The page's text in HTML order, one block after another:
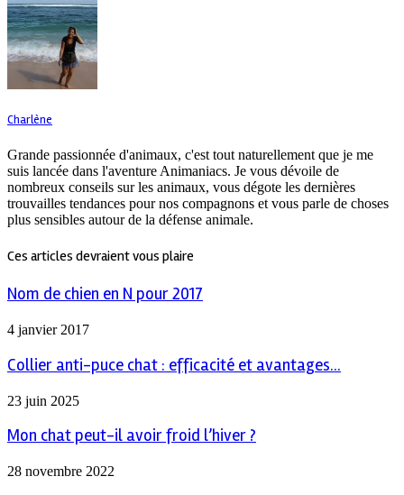
Charlène
Grande passionnée d'animaux, c'est tout naturellement que je me
suis lancée dans l'aventure Animaniacs. Je vous dévoile de
nombreux conseils sur les animaux, vous dégote les dernières
trouvailles tendances pour nos compagnons et vous parle de choses
plus sensibles autour de la défense animale.
Ces articles devraient vous plaire
Nom de chien en N pour 2017
4 janvier 2017
Collier anti-puce chat : efficacité et avantages...
23 juin 2025
Mon chat peut-il avoir froid l’hiver ?
28 novembre 2022